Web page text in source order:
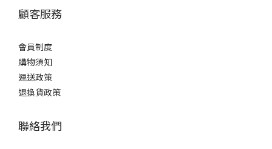
顧客服務
會員制度
購物須知
運送政策
退換貨政策
聯絡我們